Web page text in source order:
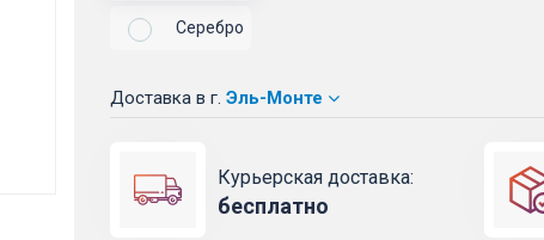
Серебро
Доставка в г. Эль-Монте
Курьерская доставка:
бесплатно